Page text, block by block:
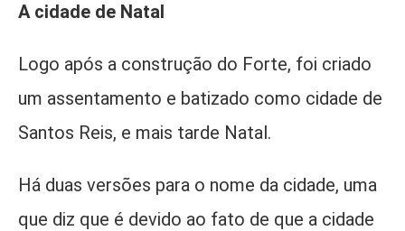
A cidade de Natal
Logo após a construção do Forte, foi criado
um assentamento e batizado como cidade de
Santos Reis, e mais tarde Natal.
Há duas versões para o nome da cidade, uma
que diz que é devido ao fato de que a cidade